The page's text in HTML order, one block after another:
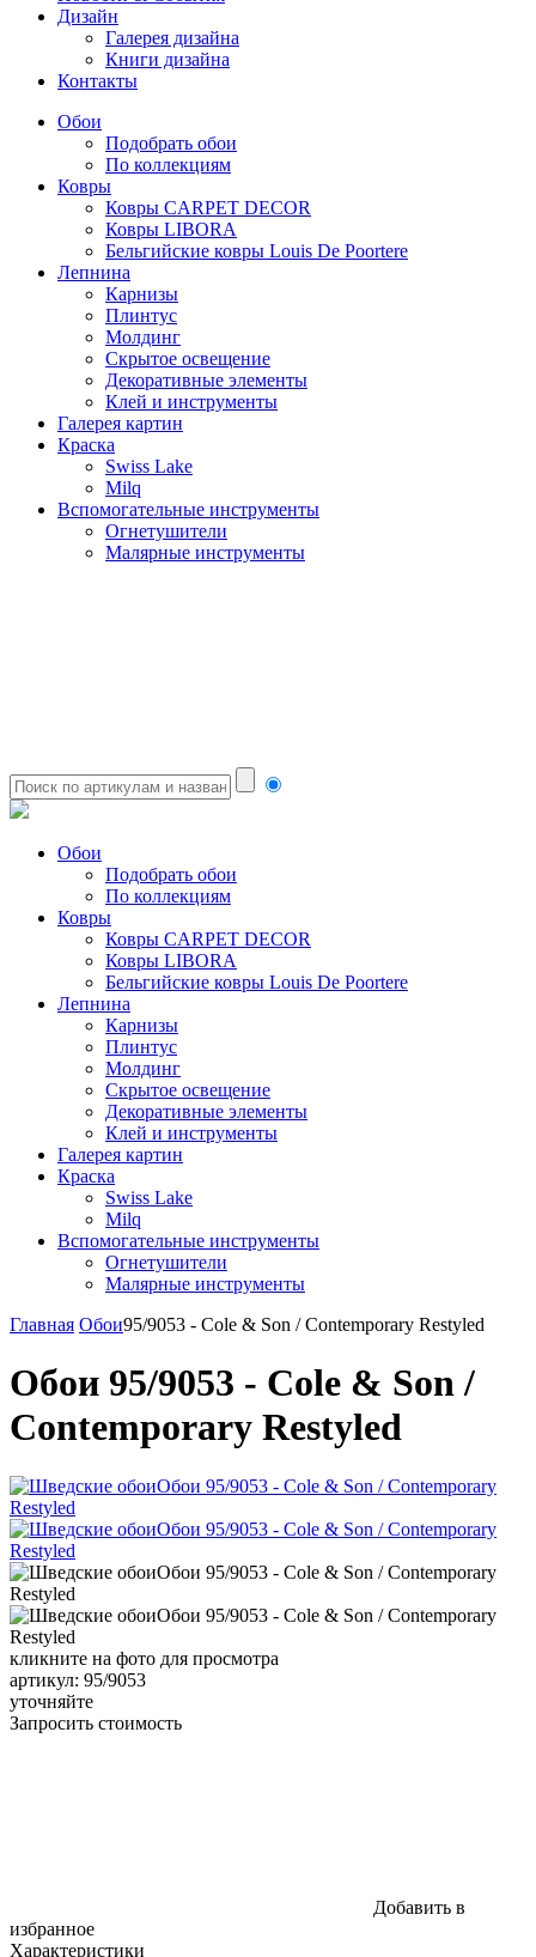
Дизайн
Галерея дизайна
Книги дизайна
Контакты
Обои
Подобрать обои
По коллекциям
Ковры
Ковры CARPET DECOR
Ковры LIBORA
Бельгийские ковры Louis De Poortere
Лепнина
Карнизы
Плинтус
Молдинг
Скрытое освещение
Декоративные элементы
Клей и инструменты
Галерея картин
Краска
Swiss Lake
Milq
Вспомогательные инструменты
Огнетушители
Малярные инструменты
Обои
Подобрать обои
По коллекциям
Ковры
Ковры CARPET DECOR
Ковры LIBORA
Бельгийские ковры Louis De Poortere
Лепнина
Карнизы
Плинтус
Молдинг
Скрытое освещение
Декоративные элементы
Клей и инструменты
Галерея картин
Краска
Swiss Lake
Milq
Вспомогательные инструменты
Огнетушители
Малярные инструменты
Главная Обои95/9053 - Cole & Son / Contemporary Restyled
Обои 95/9053 - Cole & Son /
Contemporary Restyled
кликните на фото для просмотра
артикул: 95/9053
уточняйте
Запросить стоимость
Добавить в
избранное
Характеристики